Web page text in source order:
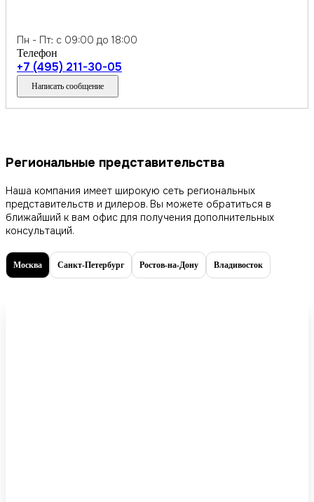
Пн - Пт: с 09:00 до 18:00
Телефон
+7 (495) 211-30-05
Написать сообщение
Региональные представительства
Наша компания имеет широкую сеть региональных
представительств и дилеров. Вы можете обратиться в
ближайший к вам офис для получения дополнительных
консультаций.
Москва Санкт-Петербург Ростов-на-Дону Владивосток